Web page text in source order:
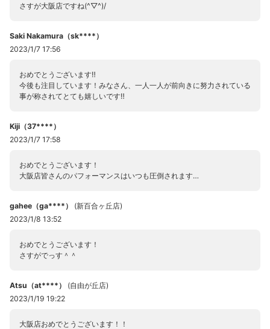
さすが大阪店ですね(^▽^)/
Saki Nakamura（sk****）
2023/1/7 17:56
おめでとうございます‼
今後も注目しています！みなさん、一人一人が前向きに努力されている
事が称されてとても嬉しいです‼
Kiji（37****）
2023/1/7 17:58
おめでとうございます！
大阪店皆さんのパフォーマンスはいつも圧倒されます…
gahee（ga****） (新百合ヶ丘店)
2023/1/8 13:52
おめでとうございます！
さすがでっす＾＾
Atsu（at****） (自由が丘店)
2023/1/19 19:22
大阪店おめでとうございます！！